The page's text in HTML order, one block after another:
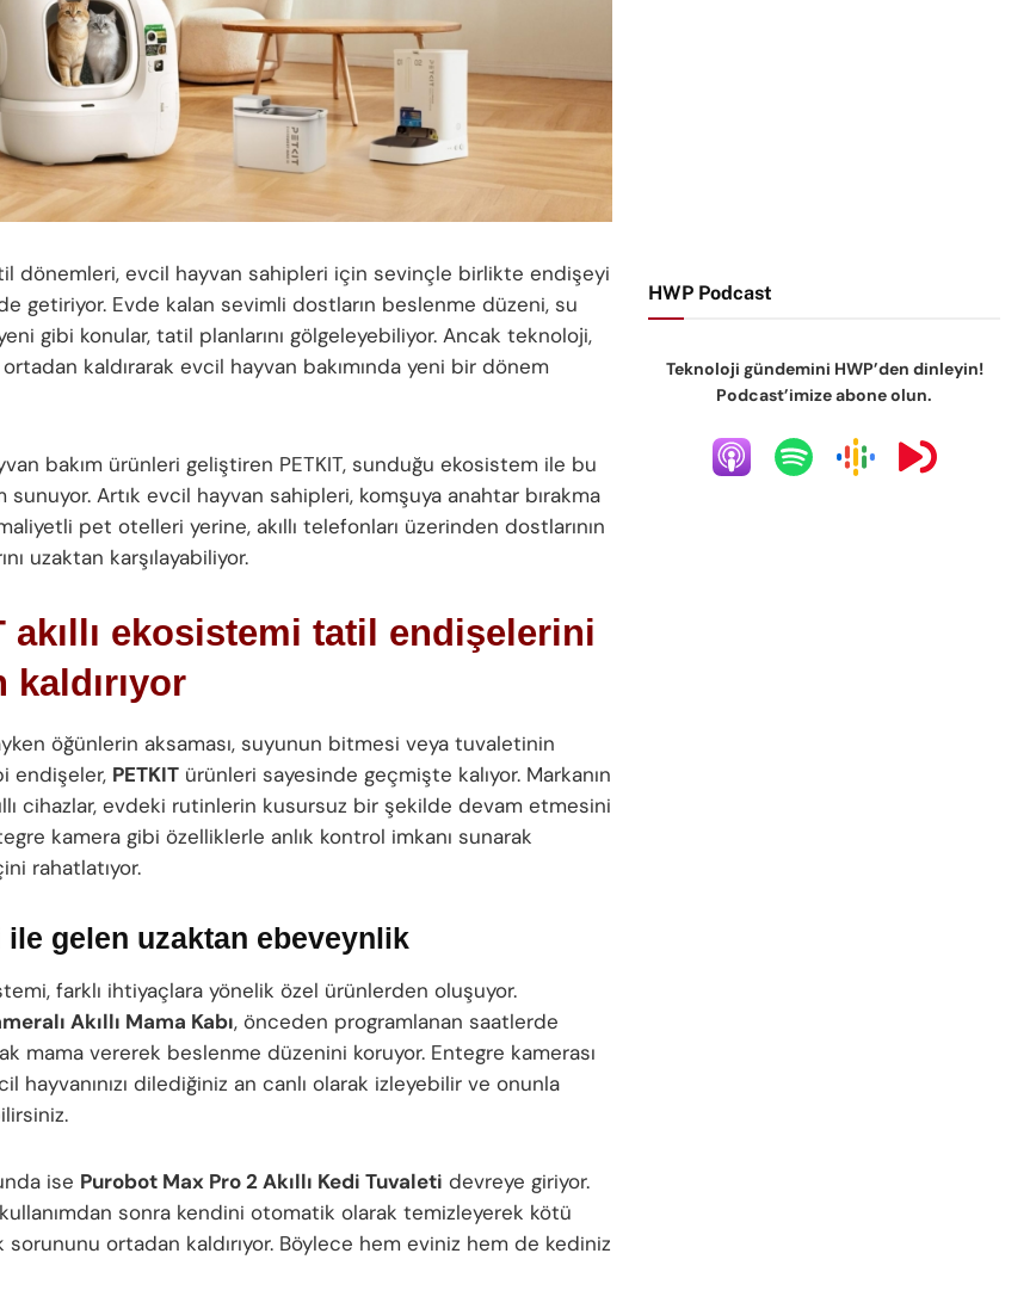
dönemleri, evcil hayvan sahipleri için sevinçle birlikte endişeyi
getiriyor. Evde kalan sevimli dostların beslenme düzeni, su
gibi konular, tatil planlarını gölgeleyebiliyor. Ancak teknoloji,
kaldırarak evcil hayvan bakımında yeni bir dönem
bakım ürünleri geliştiren PETKIT, sunduğu ekosistem ile bu
sunuyor. Artık evcil hayvan sahipleri, komşuya anahtar bırakma
pet otelleri yerine, akıllı telefonları üzerinden dostlarının
uzaktan karşılayabiliyor.
akıllı ekosistemi tatil endişelerini
kaldırıyor
öğünlerin aksaması, suyunun bitmesi veya tuvaletinin
endişeler, PETKIT ürünleri sayesinde geçmişte kalıyor. Markanın
cihazlar, evdeki rutinlerin kusursuz bir şekilde devam etmesini
kamera gibi özelliklerle anlık kontrol imkanı sunarak
rahatlatıyor.
ile gelen uzaktan ebeveynlik
farklı ihtiyaçlara yönelik özel ürünlerden oluşuyor.
Akıllı Mama Kabı, önceden programlanan saatlerde
mama vererek beslenme düzenini koruyor. Entegre kamerası
hayvanınızı dilediğiniz an canlı olarak izleyebilir ve onunla
ise Purobot Max Pro 2 Akıllı Kedi Tuvaleti devreye giriyor.
sonra kendini otomatik olarak temizleyerek kötü
sorununu ortadan kaldırıyor. Böylece hem eviniz hem de kediniz
HWP Podcast
Teknoloji gündemini HWP’den dinleyin!
Podcast’imize abone olun.